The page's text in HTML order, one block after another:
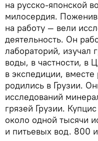
на русско-японской
милосердия.
на работу — вели
деятельность. Он
лабораторий, изучал
воды, в частности, в
в экспедиции,
родились в Грузии.
исследований
грязей Грузии.
около одной тысячи
и питьевых вод. 800